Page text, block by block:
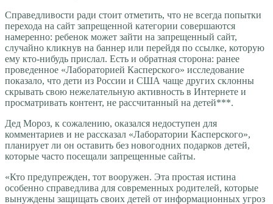
Справедливости ради стоит отметить, что не всегда попытки
перехода на сайт запрещенной категории совершаются
намеренно: ребенок может зайти на запрещенный сайт,
случайно кликнув на баннер или перейдя по ссылке, которую
ему кто-нибудь прислал. Есть и обратная сторона: ранее
проведенное «Лабораторией Касперского» исследование
показало, что дети из России и США чаще других склонны
скрывать свою нежелательную активность в Интернете и
просматривать контент, не рассчитанный на детей***.
Дед Мороз, к сожалению, оказался недоступен для
комментариев и не рассказал «Лаборатории Касперского»,
планирует ли он оставить без новогодних подарков детей,
которые часто посещали запрещенные сайты.
«Кто предупрежден, тот вооружен. Эта простая истина
особенно справедлива для современных родителей, которые
вынуждены защищать своих детей от информационных угроз